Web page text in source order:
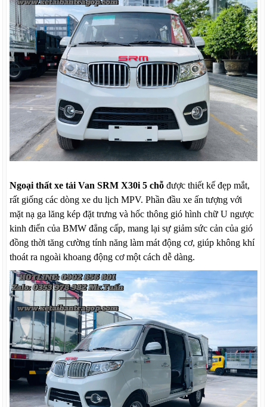
Ngoại thấtxe tải Van SRM X30i 5 chỗ được thiết kế đẹp mắt,
rất giống các dòng xe du lịch MPV. Phần đầu xe ấn tượng với
mặt nạ ga lăng kép đặt trưng và hốc thông gió hình chữ U ngược
kinh điển của BMW đẳng cấp, mang lại sự giảm sức cản của gió
đồng thời tăng cường tính năng làm mát động cơ, giúp không khí
thoát ra ngoài khoang động cơ một cách dễ dàng.